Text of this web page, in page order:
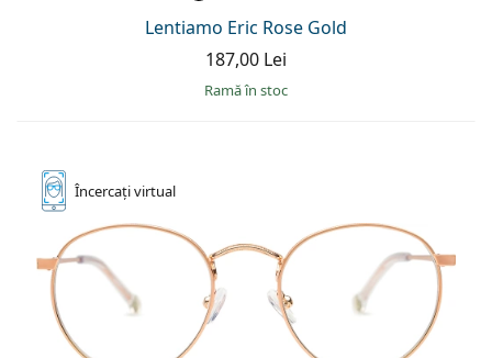
Lentiamo Eric Rose Gold
187,00 Lei
ramă în stoc
Încercațivirtual